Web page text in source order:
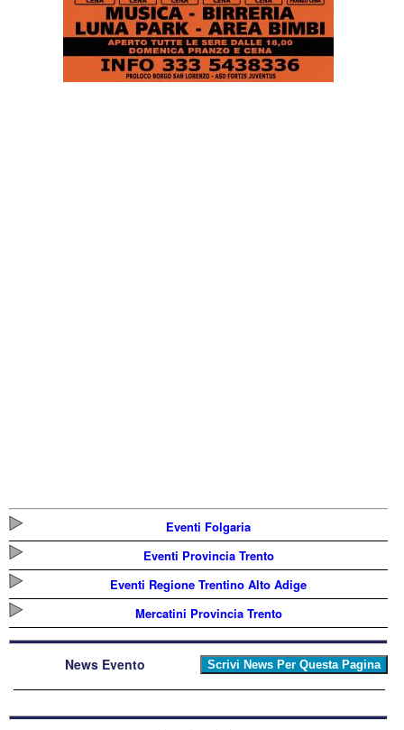
Eventi Folgaria
Eventi Provincia Trento
Eventi Regione Trentino Alto Adige
Mercatini Provincia Trento
News Evento